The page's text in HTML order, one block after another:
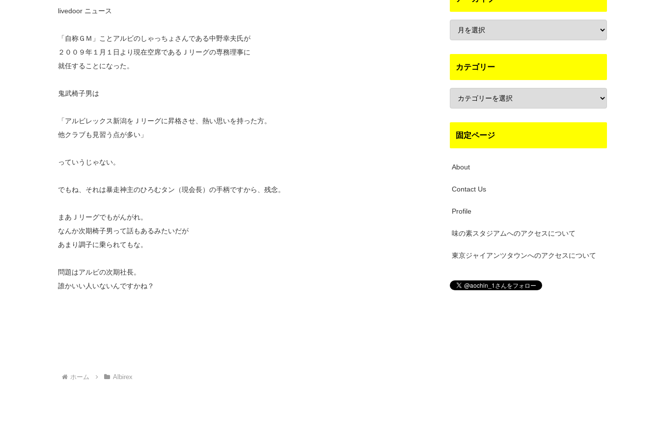
livedoor ニュース
「自称ＧＭ」ことアルビのしゃっちょさんである中野幸夫氏が
２００９年１月１日より現在空席であるＪリーグの専務理事に
就任することになった。
鬼武椅子男は
「アルビレックス新潟をＪリーグに昇格させ、熱い思いを持った方。
他クラブも見習う点が多い」
っていうじゃない。
でもね、それは暴走神主のひろむタン（現会長）の手柄ですから、残念。
まあＪリーグでもがんがれ。
なんか次期椅子男って話もあるみたいだが
あまり調子に乗られてもな。
問題はアルビの次期社長。
誰かいい人いないんですかね？
ホーム Albirex
カテゴリー
固定ページ
About
Contact Us
Profile
味の素スタジアムへのアクセスについて
東京ジャイアンツタウンへのアクセスについて